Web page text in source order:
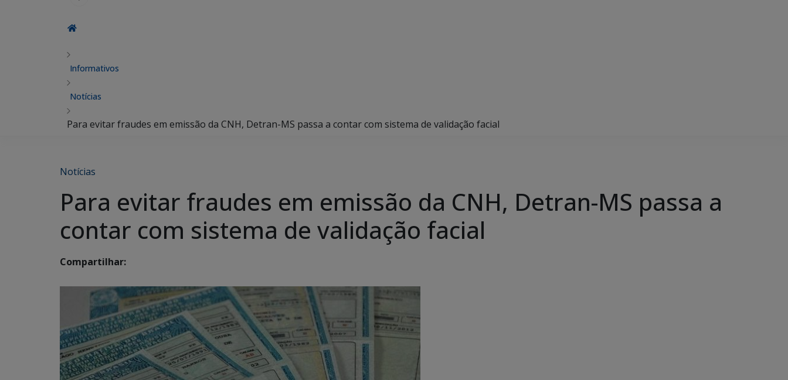
Informativos
Notícias
Para evitar fraudes em emissão da CNH, Detran-MS passa a contar com sistema de validação facial
Notícias
Para evitar fraudes em emissão da CNH, Detran-MS passa a
contar com sistema de validação facial
Compartilhar: